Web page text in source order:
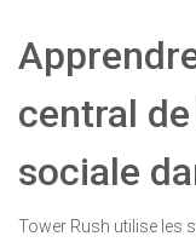
central
sociale
Tower Rush utilise les